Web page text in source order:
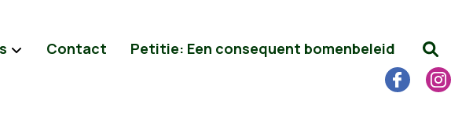
Contact Petitie: Een consequent bomenbeleid